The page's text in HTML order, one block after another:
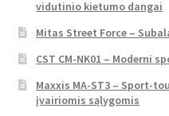
vidutinio kietumo dangai
Mitas Street Force –
CST CM-NK01 – Moderni
Maxxis MA-ST3 – Sport-
įvairiomis sąlygomis